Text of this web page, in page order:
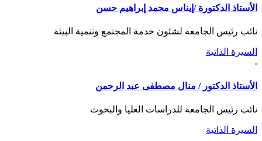
الأستاذ الدكتورة /إيناس محمد إبراهيم حسن
نائب رئيس الجامعة لشئون خدمة المجتمع وتنمية البيئة
السيرة الذاتية
الأستاذ الدكتور / منال مصطفى عبد الرحمن
نائب رئيس الجامعة للدراسات العليا والبحوث
السيرة الذاتية